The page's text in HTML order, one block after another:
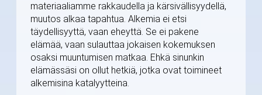
materiaaliamme rakkaudella ja kärsivällisyydellä,
muutos alkaa tapahtua. Alkemia ei etsi
täydellisyyttä, vaan eheyttä. Se ei pakene
elämää, vaan sulauttaa jokaisen kokemuksen
osaksi muuntumisen matkaa. Ehkä sinunkin
elämässäsi on ollut hetkiä, jotka ovat toimineet
alkemisina katalyytteina.